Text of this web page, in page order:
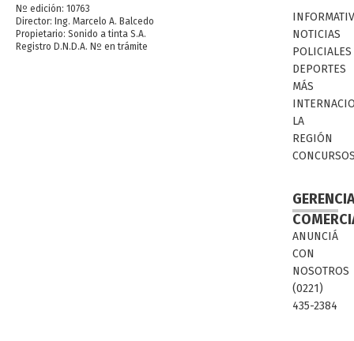
Nº edición: 10763
Director: Ing. Marcelo A. Balcedo
Propietario: Sonido a tinta S.A.
Registro D.N.D.A. Nº en trámite
NOTICIAS
POLICIALES
DEPORTES
MÁS
LA
REGIÓN
ANUNCIÁ
CON
NOSOTROS
(0221)
435-2384